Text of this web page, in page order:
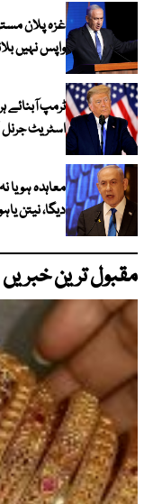
غزہ پلان
واپس نہیں
ٹرمپ آبنائے
اسٹریٹ
معاہدہ ہو یا
دیگا، نیتن
مقبول ترین خبریں